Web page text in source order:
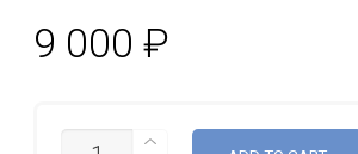
9 000₽
QUANTITY